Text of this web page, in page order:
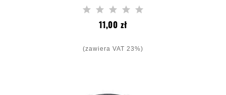
11,00 złCena
(zawiera VAT 23%)